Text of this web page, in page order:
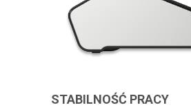
STABILNOŚĆ PRACY